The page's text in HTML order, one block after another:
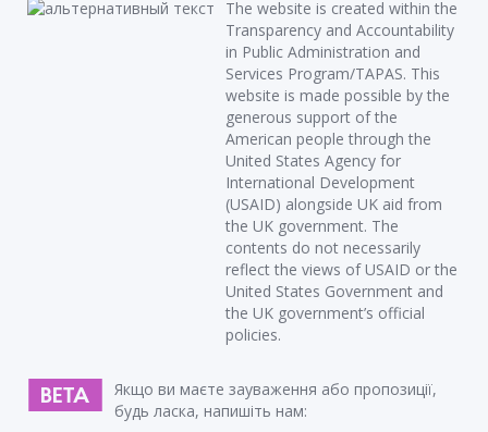
The website is created within the
Transparency and Accountability
in Public Administration and
Services Program/TAPAS. This
website is made possible by the
generous support of the
American people through the
United States Agency for
International Development
(USAID) alongside UK aid from
the UK government. The
contents do not necessarily
reflect the views of USAID or the
United States Government and
the UK government’s official
policies.
Якщо ви маєте зауваження або пропозиції,
будь ласка, напишіть нам: